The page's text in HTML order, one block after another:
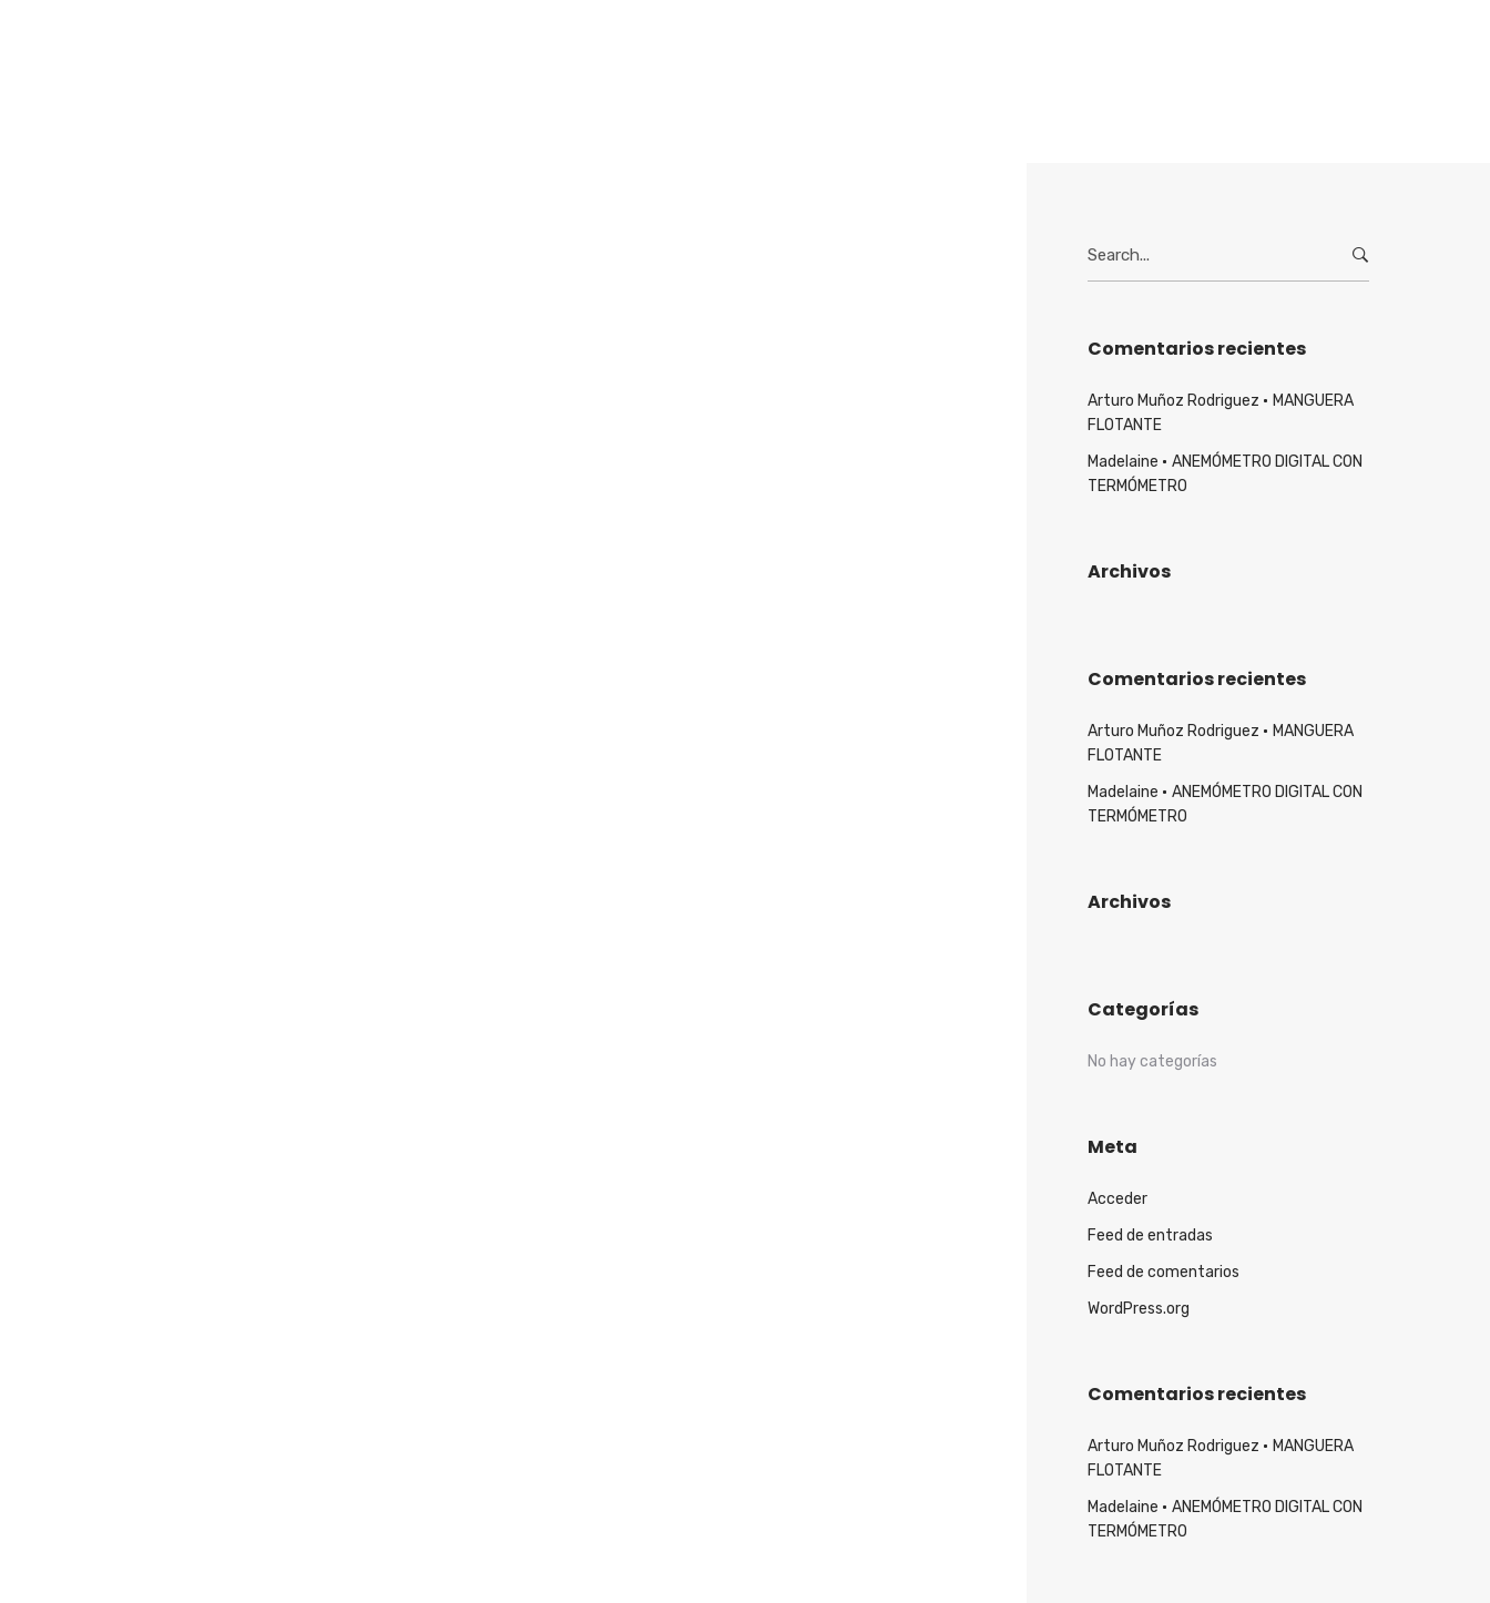
Comentarios recientes
Arturo Muñoz Rodriguez
MANGUERA
FLOTANTE
Madelaine
ANEMÓMETRO DIGITAL CON
TERMÓMETRO
Archivos
Comentarios recientes
Arturo Muñoz Rodriguez
MANGUERA
FLOTANTE
Madelaine
ANEMÓMETRO DIGITAL CON
TERMÓMETRO
Archivos
Categorías
No hay categorías
Meta
Acceder
Feed de entradas
Feed de comentarios
WordPress.org
Comentarios recientes
Arturo Muñoz Rodriguez
MANGUERA
FLOTANTE
Madelaine
ANEMÓMETRO DIGITAL CON
TERMÓMETRO